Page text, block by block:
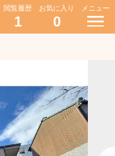
閲覧履歴
1
お気に入り
0
メニュー